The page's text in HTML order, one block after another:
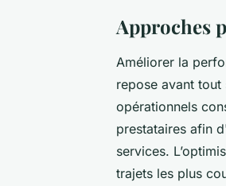
Approches
Améliorer la
repose avant
opérationnels
prestataires afin
services.
trajets les plus